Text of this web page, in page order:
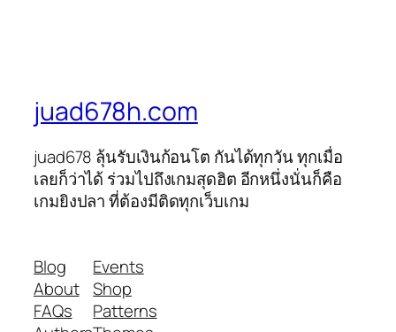
juad678h.com
juad678 ลุ้นรับเงินก้อนโต กันได้ทุกวัน ทุกเมื่อ
เลยก็ว่าได้ ร่วมไปถึงเกมสุดฮิต อีกหนึ่งนั่นก็คือ
เกมยิงปลา ที่ต้องมีติดทุกเว็บเกม
Blog
About
FAQs
Events
Shop
Patterns